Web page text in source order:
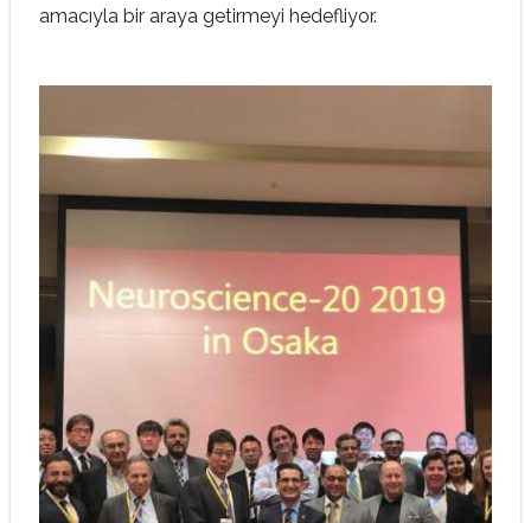
amacıyla bir araya getirmeyi hedefliyor.